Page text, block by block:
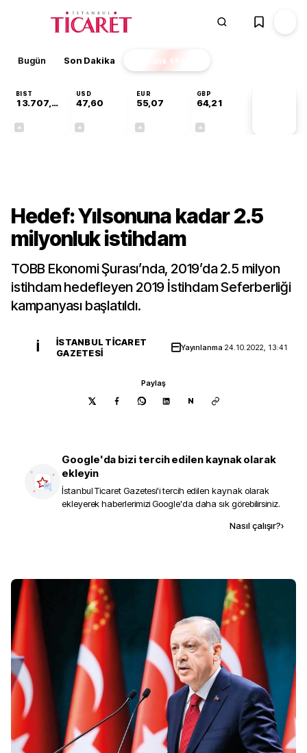
Bugün Son Dakika Finans EKSTRA
BIST
13.707,75
USD
47,60
EUR
55,07
GBP
64,21
Hedef: Yılsonuna kadar 2.5
milyonluk istihdam
TOBB Ekonomi Şurası’nda, 2019’da 2.5 milyon
istihdam hedefleyen 2019 İstihdam Seferberliği
kampanyası başlatıldı.
İ
İSTANBUL TICARET
GAZETESI
Yayınlanma 24.10.2022, 13:41
Paylaş
N
Google'da bizi tercih edilen kaynak olarak
ekleyin
İstanbul Ticaret Gazetesi'i tercih edilen kaynak olarak
ekleyerek haberlerimizi Google'da daha sık görebilirsiniz.
Nasıl çalışır?›